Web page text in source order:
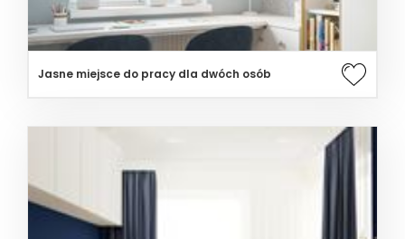
Jasne miejsce do pracy dla dwóch osób